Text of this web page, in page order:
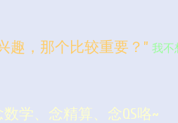
趣，那个比较重要？” 我不
学、念精算、念QS咯~